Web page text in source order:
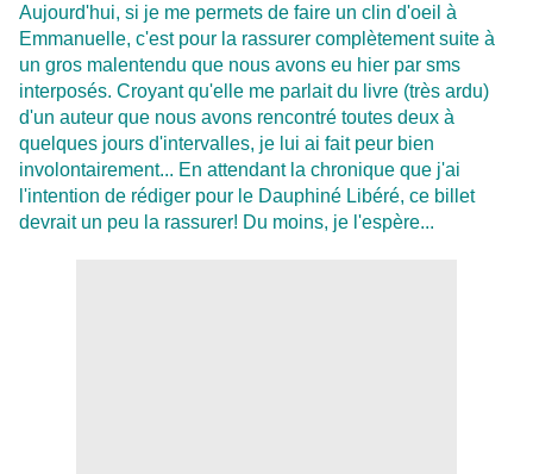
Aujourd'hui, si je me permets de faire un clin d'oeil à
Emmanuelle, c'est pour la rassurer complètement suite à
un gros malentendu que nous avons eu hier par sms
interposés. Croyant qu'elle me parlait du livre (très ardu)
d'un auteur que nous avons rencontré toutes deux à
quelques jours d'intervalles, je lui ai fait peur bien
involontairement... En attendant la chronique que j'ai
l'intention de rédiger pour le Dauphiné Libéré, ce billet
devrait un peu la rassurer! Du moins, je l'espère...